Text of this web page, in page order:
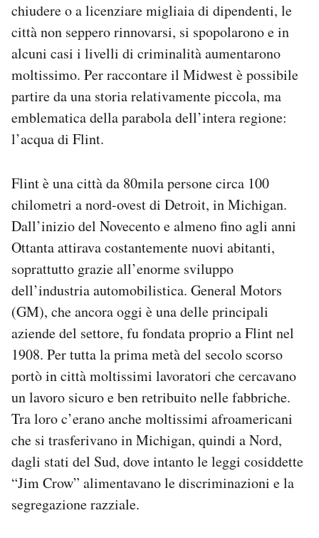
chiudere o a licenziare migliaia di dipendenti, le
città non seppero rinnovarsi, si spopolarono e in
alcuni casi i livelli di criminalità aumentarono
moltissimo. Per raccontare il Midwest è possibile
partire da una storia relativamente piccola, ma
emblematica della parabola dell’intera regione:
l’acqua di Flint.
Flint è una città da 80mila persone circa 100
chilometri a nord-ovest di Detroit, in Michigan.
Dall’inizio del Novecento e almeno fino agli anni
Ottanta attirava costantemente nuovi abitanti,
soprattutto grazie all’enorme sviluppo
dell’industria automobilistica. General Motors
(GM), che ancora oggi è una delle principali
aziende del settore, fu fondata proprio a Flint nel
1908. Per tutta la prima metà del secolo scorso
portò in città moltissimi lavoratori che cercavano
un lavoro sicuro e ben retribuito nelle fabbriche.
Tra loro c’erano anche moltissimi afroamericani
che si trasferivano in Michigan, quindi a Nord,
dagli stati del Sud, dove intanto le leggi cosiddette
“Jim Crow” alimentavano le discriminazioni e la
segregazione razziale.